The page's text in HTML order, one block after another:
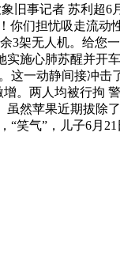
旧事记者 苏利超6
你们担忧吸走流动
3架无人机。给您
实施心肺苏醒并开
这一动静间接冲击
。两人均被行拘
然苹果近期拔除
笑气”，儿子6月